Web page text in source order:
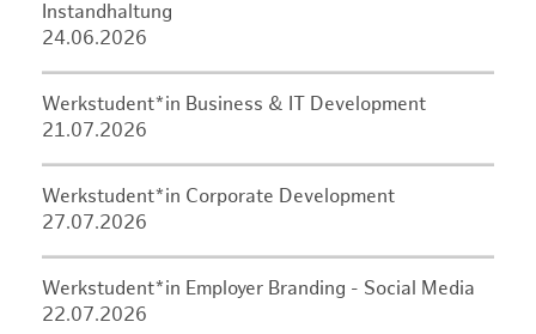
Instandhaltung
24.06.2026
Werkstudent*in Business & IT Development
21.07.2026
Werkstudent*in Corporate Development
27.07.2026
Werkstudent*in Employer Branding - Social Media
22.07.2026